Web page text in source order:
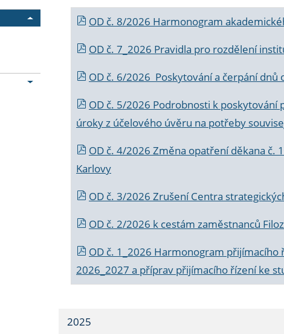
OD č. 8/2026 Harmonogram
OD č. 7_2026 Pravidla pro rozdělení
OD č. 6/2026 Poskytování a čerpání
OD č. 5/2026 Podrobnosti k
úroky z účelového úvěru na potřeby
OD č. 4/2026 Změna opatření děkana č.
Karlovy
OD č. 3/2026 Zrušení Centra
OD č. 2/2026 k cestám zaměstnanců
OD č. 1_2026 Harmonogram přijímacího
2026_2027 a příprav přijímacího řízení ke
2025